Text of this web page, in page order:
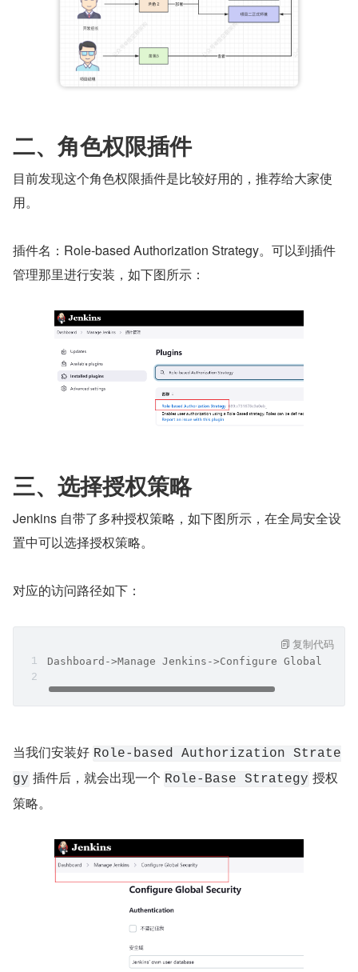
二、角色权限插件
目前发现这个角色权限插件是比较好用的，推荐给大家使
用。
插件名：Role-based Authorization Strategy。可以到插件
管理那里进行安装，如下图所示：
三、选择授权策略
Jenkins 自带了多种授权策略，如下图所示，在全局安全设
置中可以选择授权策略。
对应的访问路径如下：
Dashboard->Manage Jenkins->Configure Global
复制代码
当我们安装好 Role-based Authorization Strate
gy 插件后，就会出现一个 Role-Base Strategy 授权
策略。